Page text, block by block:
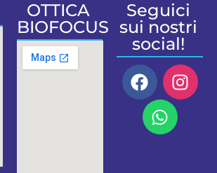
OTTICA
BIOFOCUS
Seguici
sui nostri
social!